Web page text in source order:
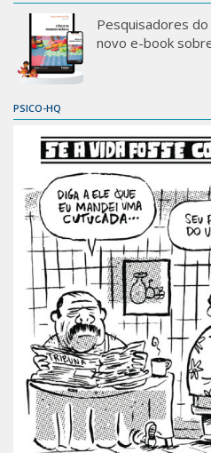
Pesquisadores
novo e-book
PSICO-HQ